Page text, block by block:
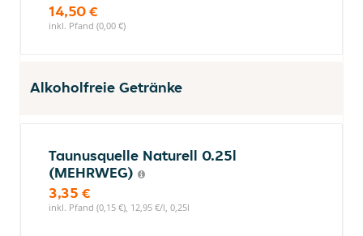
14,50 €
inkl. Pfand (0,00 €)
Alkoholfreie Getränke
Taunusquelle Naturell 0.25l
(MEHRWEG)
3,35 €
inkl. Pfand (0,15 €), 12,95 €/l, 0,25l